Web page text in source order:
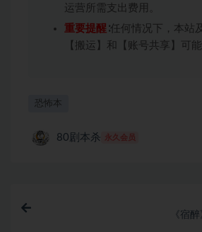
运营所需支出费用。
重要提醒 ∶任何情况下，本站
【搬运】和【账号共享】可
恐怖本
80剧本杀 永久会员
《宿